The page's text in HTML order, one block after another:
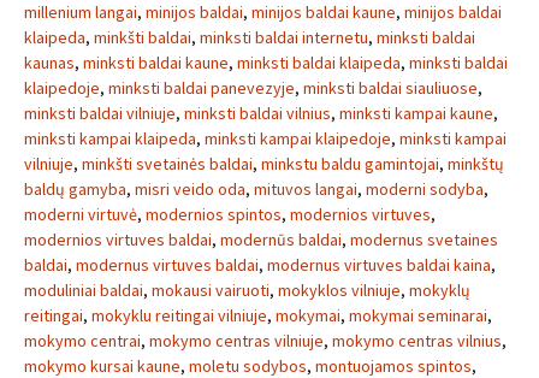
millenium langai, minijos baldai, minijos baldai kaune, minijos baldai
klaipeda, minkšti baldai, minksti baldai internetu, minksti baldai
kaunas, minksti baldai kaune, minksti baldai klaipeda, minksti baldai
klaipedoje, minksti baldai panevezyje, minksti baldai siauliuose,
minksti baldai vilniuje, minksti baldai vilnius, minksti kampai kaune,
minksti kampai klaipeda, minksti kampai klaipedoje, minksti kampai
vilniuje, minkšti svetainės baldai, minkstu baldu gamintojai, minkštų
baldų gamyba, misri veido oda, mituvos langai, moderni sodyba,
moderni virtuvė, modernios spintos, modernios virtuves,
modernios virtuves baldai, modernūs baldai, modernus svetaines
baldai, modernus virtuves baldai, modernus virtuves baldai kaina,
moduliniai baldai, mokausi vairuoti, mokyklos vilniuje, mokyklų
reitingai, mokyklu reitingai vilniuje, mokymai, mokymai seminarai,
mokymo centrai, mokymo centras vilniuje, mokymo centras vilnius,
mokymo kursai kaune, moletu sodybos, montuojamos spintos,